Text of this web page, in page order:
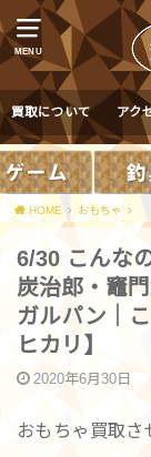
MENU
買取について アク
HOME おもちゃ
6/30 こんな
炭治郎・竈
ガルパン｜
ヒカリ】
2020年6月30日
おもちゃ買取